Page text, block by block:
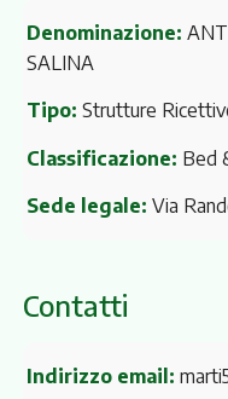
Denominazione:
SALINA
Tipo: Strutture
Classificazione: Bed
Sede legale: Via
Contatti
Indirizzo email: